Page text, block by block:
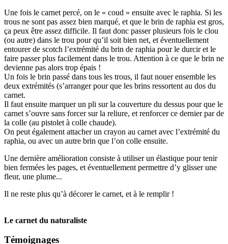
Une fois le carnet percé, on le « coud » ensuite avec le raphia. Si les
trous ne sont pas assez bien marqué, et que le brin de raphia est gros,
ça peux être assez difficile. Il faut donc passer plusieurs fois le clou
(ou autre) dans le trou pour qu’il soit bien net, et éventuellement
entourer de scotch l’extrémité du brin de raphia pour le durcir et le
faire passer plus facilement dans le trou. Attention à ce que le brin ne
devienne pas alors trop épais !
Un fois le brin passé dans tous les trous, il faut nouer ensemble les
deux extrémités (s’arranger pour que les brins ressortent au dos du
carnet.
Il faut ensuite marquer un pli sur la couverture du dessus pour que le
carnet s’ouvre sans forcer sur la reliure, et renforcer ce dernier par de
la colle (au pistolet à colle chaude).
On peut également attacher un crayon au carnet avec l’extrémité du
raphia, ou avec un autre brin que l’on colle ensuite.
Une dernière amélioration consiste à utiliser un élastique pour tenir
bien fermées les pages, et éventuellement permettre d’y glisser une
fleur, une plume...
Il ne reste plus qu’à décorer le carnet, et à le remplir !
Le carnet du naturaliste
Témoignages